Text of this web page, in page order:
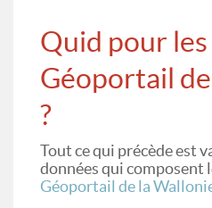
Quid pour
Géoportail
?
Tout ce qui précède est
données qui composent
Géoportail de la